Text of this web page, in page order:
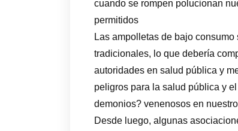
cuando se rompen polucionan
permitidos
Las ampolletas de bajo
tradicionales, lo que debería
autoridades en salud pública y
peligros para la salud pública y
demonios? venenosos en
Desde luego, algunas